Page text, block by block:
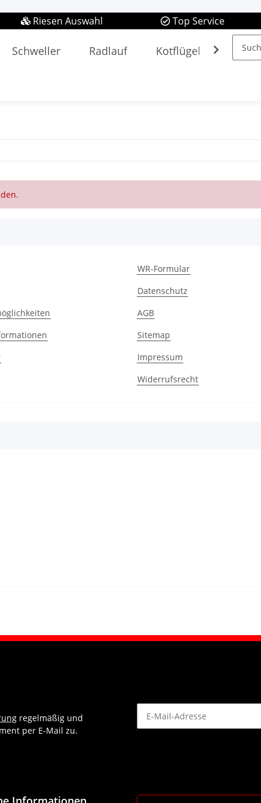
Top Service
Riesen Auswahl
Schweller Radlauf Kotflügel
WR-Formular
Datenschutz
AGB
Sitemap
Impressum
Widerrufsrecht
regelmäßig und
per E-Mail zu.